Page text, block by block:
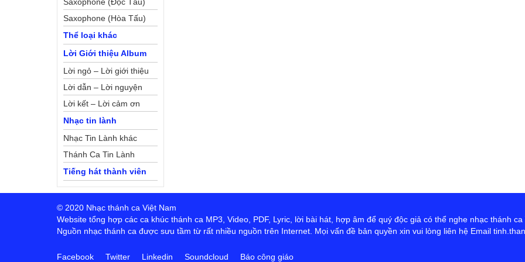
Saxophone (Hòa Tấu)
Thể loại khác
Lời Giới thiệu Album
Lời ngỏ – Lời giới thiệu
Lời dẫn – Lời nguyện
Lời kết – Lời cảm ơn
Nhạc tin lành
Nhạc Tin Lành khác
Thánh Ca Tin Lành
Tiếng hát thành viên
© 2020 Nhạc thánh ca Việt Nam
Website tổng hợp các ca khúc thánh ca MP3, Video, PDF, Lyric, lời bài hát, hợp âm để quý độc giả có thể nghe nhạc thánh ca
Nguồn nhạc thánh ca được sưu tầm từ rất nhiều nguồn trên Internet. Mọi vấn đề bản quyền xin vui lòng liên hệ Email
Facebook Twitter Linkedin Soundcloud Báo công giáo